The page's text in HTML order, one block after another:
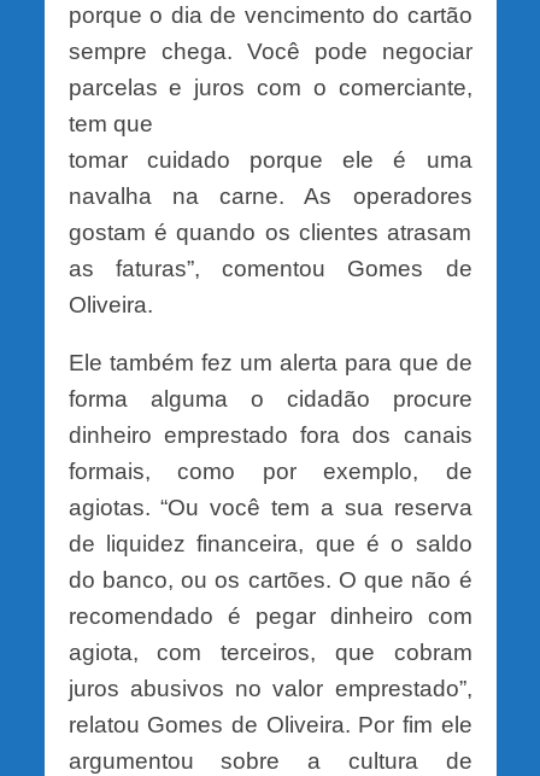
porque o dia de vencimento do cartão
sempre chega. Você pode negociar
parcelas e juros com o comerciante,
tem que
tomar cuidado porque ele é uma
navalha na carne. As operadores
gostam é quando os clientes atrasam
as faturas”, comentou Gomes de
Oliveira.
Ele também fez um alerta para que de
forma alguma o cidadão procure
dinheiro emprestado fora dos canais
formais, como por exemplo, de
agiotas. “Ou você tem a sua reserva
de liquidez financeira, que é o saldo
do banco, ou os cartões. O que não é
recomendado é pegar dinheiro com
agiota, com terceiros, que cobram
juros abusivos no valor emprestado”,
relatou Gomes de Oliveira. Por fim ele
argumentou sobre a cultura de